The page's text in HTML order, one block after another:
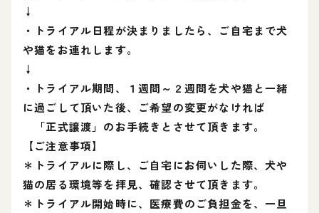
↓
・トライアル日程が決まりましたら、ご自宅まで犬
や猫をお連れします。
↓
・トライアル期間、１週間～２週間を犬や猫と一緒
に過ごして頂いた後、ご希望の変更がなければ
「正式譲渡」のお手続きとさせて頂きます。
【ご注意事項】
＊トライアルに際し、ご自宅にお伺いした際、犬や
猫の居る環境等を拝見、確認させて頂きます。
＊トライアル開始時に、医療費のご負担金を、一旦